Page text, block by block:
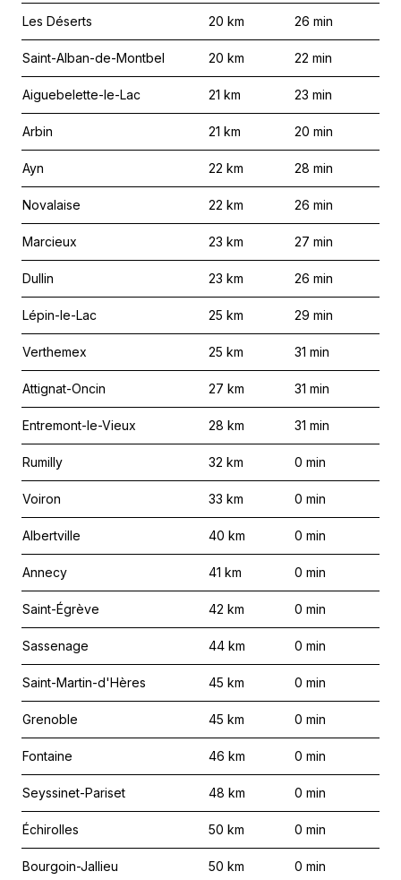
Les Déserts 20 km 26 min
Saint-Alban-de-Montbel 20 km 22 min
Aiguebelette-le-Lac 21 km 23 min
Arbin 21 km 20 min
Ayn 22 km 28 min
Novalaise 22 km 26 min
Marcieux 23 km 27 min
Dullin 23 km 26 min
Lépin-le-Lac 25 km 29 min
Verthemex 25 km 31 min
Attignat-Oncin 27 km 31 min
Entremont-le-Vieux 28 km 31 min
Rumilly 32 km 0 min
Voiron 33 km 0 min
Albertville 40 km 0 min
Annecy 41 km 0 min
Saint-Égrève 42 km 0 min
Sassenage 44 km 0 min
Saint-Martin-d'Hères 45 km 0 min
Grenoble 45 km 0 min
Fontaine 46 km 0 min
Seyssinet-Pariset 48 km 0 min
Échirolles 50 km 0 min
Bourgoin-Jallieu 50 km 0 min